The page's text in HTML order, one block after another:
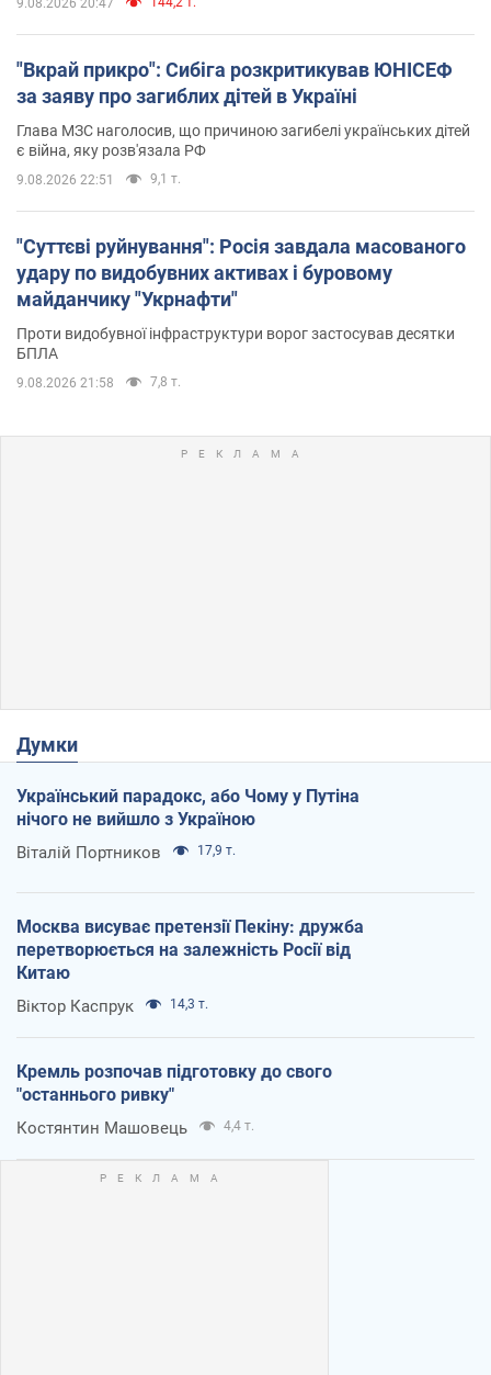
"Вкрай прикро": Сибіга розкритикував ЮНІСЕФ
за заяву про загиблих дітей в Україні
Глава МЗС наголосив, що причиною загибелі українських дітей
є війна, яку розв'язала РФ
9.08.2026 22:51 9,1 т.
"Суттєві руйнування": Росія завдала масованого
удару по видобувних активах і буровому
майданчику "Укрнафти"
Проти видобувної інфраструктури ворог застосував десятки
БПЛА
9.08.2026 21:58 7,8 т.
Думки
Український парадокс, або Чому у Путіна
нічого не вийшло з Україною
Віталій Портников 17,9 т.
Москва висуває претензії Пекіну: дружба
перетворюється на залежність Росії від
Китаю
Віктор Каспрук 14,3 т.
Кремль розпочав підготовку до свого
"останнього ривку"
Костянтин Машовець 4,4 т.